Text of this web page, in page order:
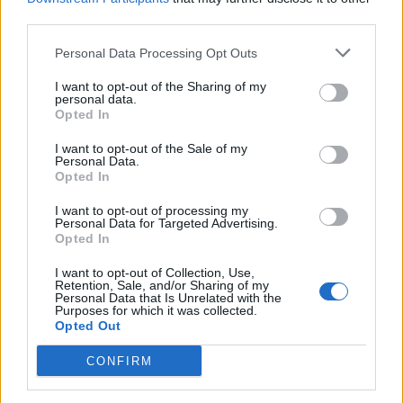
Personal Data Processing Opt Outs
I want to opt-out of the Sharing of my
personal data.
Opted In
I want to opt-out of the Sale of my
Personal Data.
Opted In
I want to opt-out of processing my
Personal Data for Targeted Advertising.
Opted In
I want to opt-out of Collection, Use,
Retention, Sale, and/or Sharing of my
Personal Data that Is Unrelated with the
Purposes for which it was collected.
Opted Out
CONFIRM
FOTO/ Chiara Ferragni më
e dashuruar se kurrë,
kush është CEO që i
ndarjes
Humbi në pyllin e
Llogarasë, gjendet pas
disa orësh turisti francez
“U ula në krevat dhe po
qaja”/ Fatma Haxhialiu
shtatzënisë
U akuzua për vdekjen e
yllit të “Friends”, mjeku